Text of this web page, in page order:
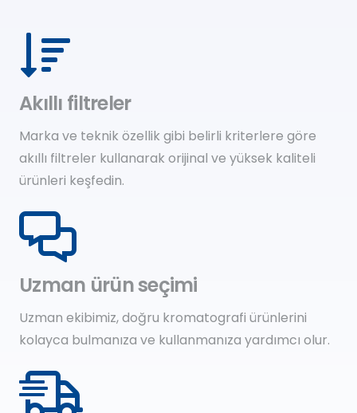
Akıllı filtreler
Marka ve teknik özellik gibi belirli kriterlere göre
akıllı filtreler kullanarak orijinal ve yüksek kaliteli
ürünleri keşfedin.
Uzman ürün seçimi
Uzman ekibimiz, doğru kromatografi ürünlerini
kolayca bulmanıza ve kullanmanıza yardımcı olur.